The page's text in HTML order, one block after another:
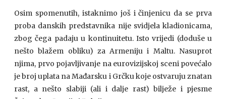
Osim spomenutih, istaknimo još i činjenicu da se prva
proba danskih predstavnika nije svidjela kladionicama,
zbog čega padaju u kontinuitetu. Isto vrijedi (doduše u
nešto blažem obliku) za Armeniju i Maltu. Nasuprot
njima, prvo pojavljivanje na eurovizijskoj sceni povećalo
je broj uplata na Mađarsku i Grčku koje ostvaruju znatan
rast, a nešto slabiji (ali i dalje rast) bilježe i pjesme